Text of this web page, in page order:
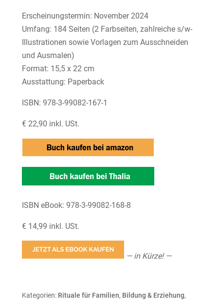
Erscheinungstermin: November 2024
Umfang: 184 Seiten (2 Farbseiten, zahlreiche s/w-
Illustrationen sowie Vorlagen zum Ausschneiden
und Ausmalen)
Format: 15,5 x 22 cm
Ausstattung: Paperback
ISBN: 978-3-99082-167-1
€ 22,90 inkl. USt.
ISBN eBook: 978-3-99082-168-8
€ 14,99 inkl. USt.
— in Kürze! —
Kategorien: Rituale für Familien, Bildung & Erziehung,